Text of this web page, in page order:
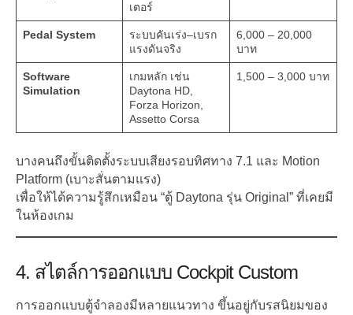
เตอร์
Pedal System
ระบบคันเร่ง–เบรก
แรงดันจริง
6,000 – 20,000
บาท
Software
Simulation
เกมหลัก เช่น
Daytona HD,
Forza Horizon,
Assetto Corsa
1,500 – 3,000 บาท
บางคนถึงขั้นติดตั้งระบบเสียงรอบทิศทาง 7.1 และ Motion
Platform (เบาะสั่นตามแรง)
เพื่อให้ได้ความรู้สึกเหมือน “ตู้ Daytona รุ่น Original” ที่เคยมี
ในห้องเกม
4. สไตล์การออกแบบ Cockpit Custom
การออกแบบตู้จำลองมีหลายแนวทาง ขึ้นอยู่กับรสนิยมของ